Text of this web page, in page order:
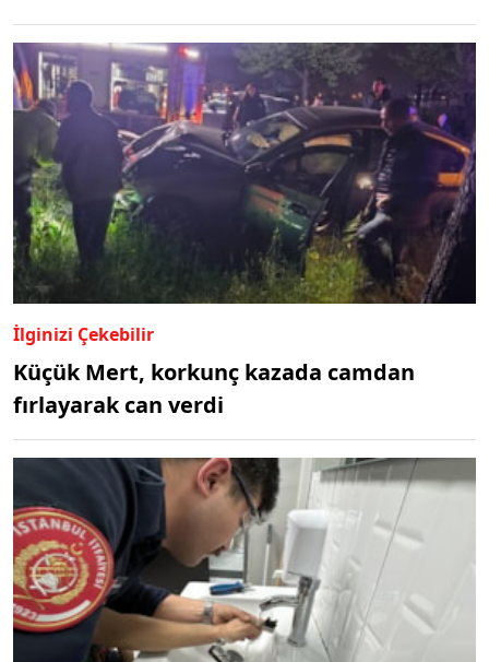
İlginizi Çekebilir
Küçük Mert, korkunç kazada camdan
fırlayarak can verdi